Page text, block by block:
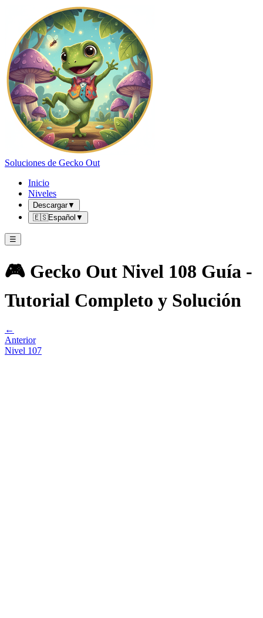
Soluciones de Gecko Out
Inicio
Niveles
Descargar▼
🇪🇸Español ▼
☰
🎮 Gecko Out Nivel 108 Guía -
Tutorial Completo y Solución
←
Anterior
Nivel 107